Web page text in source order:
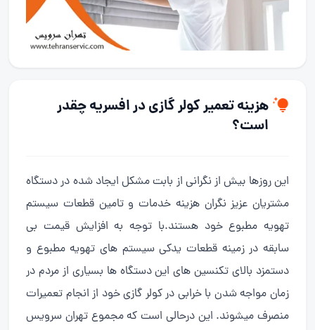
هزینه تعمیر کولر گازی در افسریه چقدر
است؟
این روزها بیش از نگرانی از بابت مشکل ایجاد شده در دستگاه
مشتریان عزیز نگران هزینه خدمات و تامین قطعات سیستم
تهویه مطبوع خود هستند.با توجه به افزایش قیمت بی
سابقه در زمینه قطعات یدکی سیستم های تهویه مطبوع و
دستمزد بالای تکنسین های این دستگاه ها بسیاری از مردم در
زمان مواجه شدن با خرابی در کولر گازی خود از انجام تعمیرات
منصرف میشوند. این درحالی است که مجموع تهران سرویس